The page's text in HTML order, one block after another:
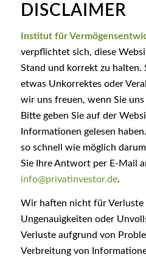
DISCLAIMER
Institut für
verpflichtet sich, diese
Stand und korrekt zu halten.
etwas Unkorrektes oder
wir uns freuen, wenn Sie
Bitte geben Sie auf der
Informationen gelesen
so schnell wie möglich
Sie Ihre Antwort per E-Mail
info@privatinvestor.de.
Wir haften nicht für Verluste
Ungenauigkeiten oder
Verluste aufgrund von
Verbreitung von